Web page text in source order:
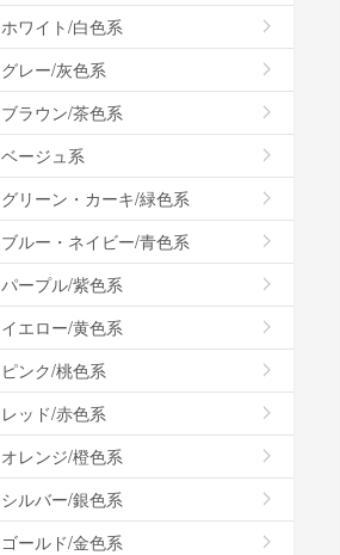
ホワイト/白色系
グレー/灰色系
ブラウン/茶色系
ベージュ系
グリーン・カーキ/緑色系
ブルー・ネイビー/青色系
パープル/紫色系
イエロー/黄色系
ピンク/桃色系
レッド/赤色系
オレンジ/橙色系
シルバー/銀色系
ゴールド/金色系